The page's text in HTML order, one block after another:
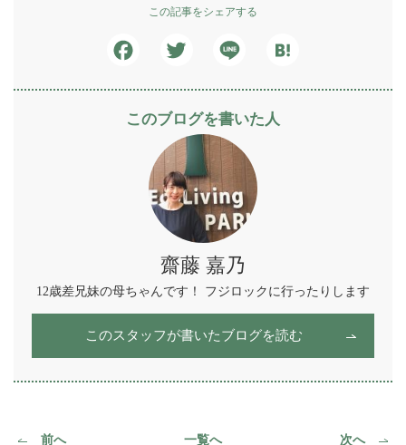
この記事をシェアする
このブログを書いた人
齋藤 嘉乃
12歳差兄妹の母ちゃんです！ フジロックに行ったりします
このスタッフが書いたブログを読む
前へ 一覧へ 次へ